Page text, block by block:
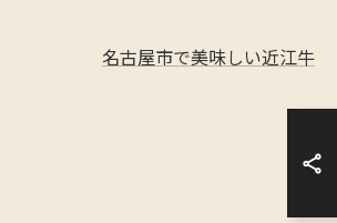
名古屋市で美味しい近江牛